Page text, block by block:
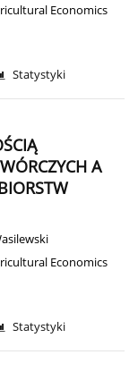
Economics
Statystyki
A
Economics
Statystyki